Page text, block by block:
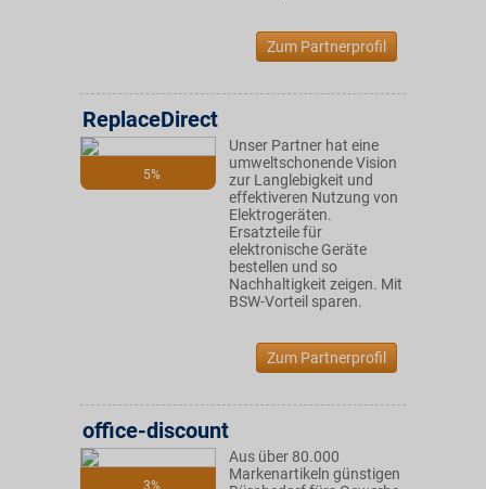
Zum Partnerprofil
5%
ReplaceDirect
Unser Partner hat eine
umweltschonende Vision
zur Langlebigkeit und
effektiveren Nutzung von
Elektrogeräten.
Ersatzteile für
elektronische Geräte
bestellen und so
Nachhaltigkeit zeigen. Mit
BSW-Vorteil sparen.
Zum Partnerprofil
3%
office-discount
Aus über 80.000
Markenartikeln günstigen